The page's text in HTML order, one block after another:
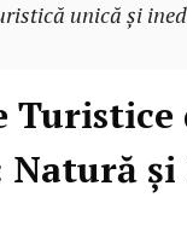
unică și
Turistice
și